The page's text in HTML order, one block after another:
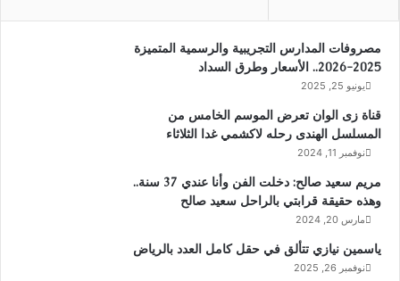
مصروفات المدارس التجريبية والرسمية المتميزة
2025-2026.. الأسعار وطرق السداد
يونيو 25, 2025
قناة زى الوان تعرض الموسم الخامس من
المسلسل الهندى رحله لاكشمي غدا الثلاثاء
نوفمبر 11, 2024
مريم سعيد صالح: دخلت الفن وأنا عندي 37 سنة..
وهذه حقيقة قرابتي بالراحل سعيد صالح
مارس 20, 2024
ياسمين نيازي تتألق في حقل كامل العدد بالرياض
نوفمبر 26, 2025